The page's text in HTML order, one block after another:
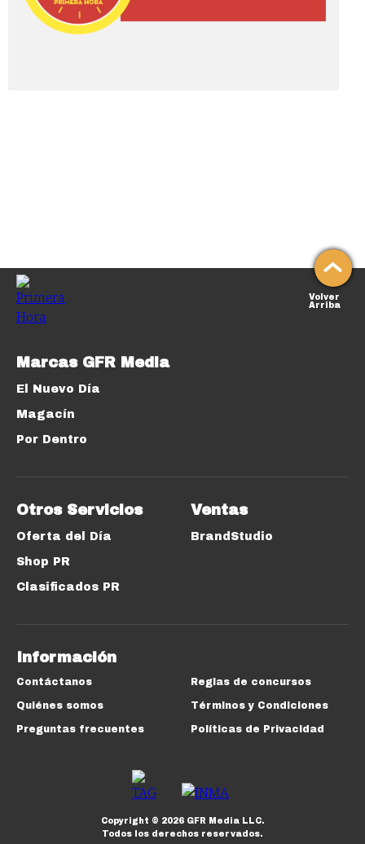
Volver
Arriba
Marcas GFR Media
El Nuevo Día
Magacín
Por Dentro
Otros Servicios
Oferta del Día
Shop PR
Clasificados PR
Ventas
BrandStudio
Información
Contáctanos
Quiénes somos
Preguntas frecuentes
Reglas de concursos
Términos y Condiciones
Políticas de Privacidad
Copyright © 2026GFR Media LLC.
Todos los derechos reservados.